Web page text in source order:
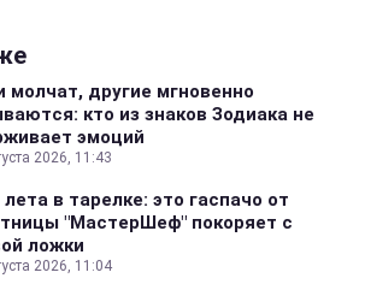
молчат, другие мгновенно
кто из знаков Зодиака не
эмоций
2026, 11:43
лета в тарелке: это гаспачо от
"МастерШеф" покоряет с
ложки
2026, 11:04